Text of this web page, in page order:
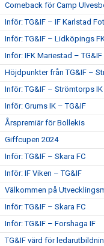
Comeback för Camp
Inför: TG&IF – IF Karlstad
Inför: TG&IF – Lidköpings
Inför: IFK Mariestad – TG&IF
Höjdpunkter från TG&IF –
Inför: TG&IF – Strömtorps IK
Inför: Grums IK – TG&IF
Årspremiär för Bollekis
Giffcupen 2024
Inför: TG&IF – Skara FC
Inför: IF Viken – TG&IF
Välkommen på
Inför: TG&IF – Skara FC
Inför: TG&IF – Forshaga IF
TG&IF värd för